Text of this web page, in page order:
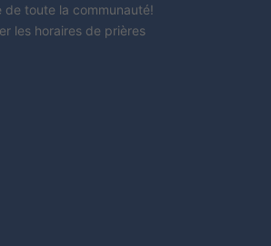
de toute la communauté!
les horaires de prières